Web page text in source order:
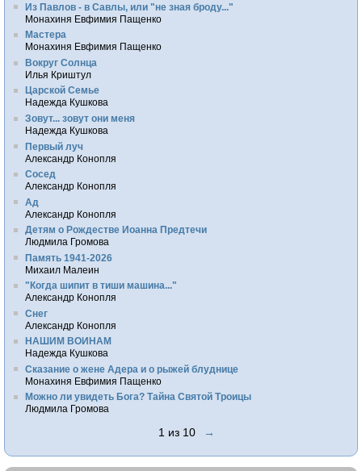
Из Павлов - в Савлы, или "не зная броду..."
Монахиня Евфимия Пащенко
Мастера
Монахиня Евфимия Пащенко
Вокруг Солнца
Илья Криштул
Царской Семье
Надежда Кушкова
Зовут... зовут они меня
Надежда Кушкова
Первый луч
Александр Конопля
Сосед
Александр Конопля
Ад
Александр Конопля
Детям о Рождестве Иоанна Предтечи
Людмила Громова
Память 1941-2026
Михаил Малеин
"Когда шипит в тиши машина..."
Александр Конопля
Снег
Александр Конопля
НАШИМ ВОИНАМ
Надежда Кушкова
Сказание о жене Адера и о рыжей блуднице
Монахиня Евфимия Пащенко
Можно ли увидеть Бога? Тайна Святой Троицы
Людмила Громова
1 из 10 →